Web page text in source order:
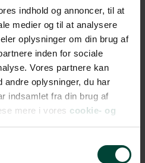
indhold og annoncer, til at
medier og til at analysere
oplysninger om din brug af
inden for sociale
Vores partnere kan
andre oplysninger, du har
indsamlet fra din brug af
mere i vores cookie- og
tilskuere følger med fra
højt over havet.
surfer for at nyde kysten.
alt fra lokale warungs og
og havdyp med
Padang Padang Beach –
filmen
– kan I
Andre strande som